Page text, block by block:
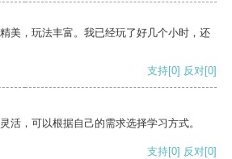
美，玩法丰富。我已经玩了好几个小时，还
支持[0] 反对[0]
活，可以根据自己的需求选择学习方式。
支持[0] 反对[0]